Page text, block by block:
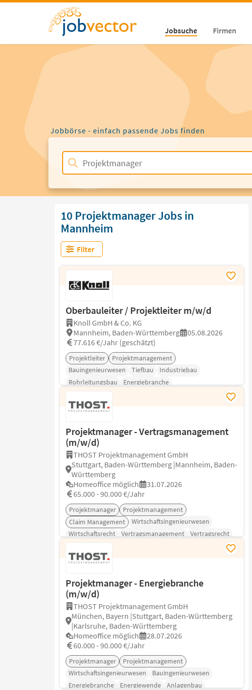
Jobsuche Firmen
Jobbörse - einfach passende Jobs finden
10 Projektmanager Jobs in
Mannheim
Filter
Oberbauleiter / Projektleiter m/w/d
Knoll GmbH & Co. KG
Mannheim, Baden-Württemberg
05.08.2026
77.616 €/Jahr (geschätzt)
Projektleiter
Projektmanagement
Bauingenieurwesen
Tiefbau
Industriebau
Rohrleitungsbau
Energiebranche
Projektmanager - Vertragsmanagement
(m/w/d)
THOST Projektmanagement GmbH
Stuttgart, Baden-Württemberg |Mannheim, Baden-
Württemberg
Homeoffice möglich
31.07.2026
65.000 - 90.000 €/Jahr
Projektmanager
Projektmanagement
Claim Management
Wirtschaftsingenieurwesen
Wirtschaftsrecht
Vertragsmanagement Vertragsrecht
Projektmanager - Energiebranche
(m/w/d)
THOST Projektmanagement GmbH
München, Bayern |Stuttgart, Baden-Württemberg
|Karlsruhe, Baden-Württemberg
Homeoffice möglich
28.07.2026
60.000 - 90.000 €/Jahr
Projektmanager
Projektmanagement
Wirtschaftsingenieurwesen
Bauingenieurwesen
Energiebranche
Energiewende Anlagenbau